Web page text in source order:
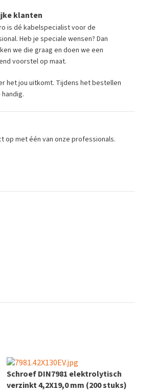
klanten
is dé kabelspecialist voor de
Heb je speciale wensen? Dan
we die graag en doen we een
voorstel op maat.
het jou uitkomt. Tijdens het bestellen
op met één van onze professionals.
Schroef DIN7981 elektrolytisch
verzinkt 4,2X19,0 mm (200 stuks)